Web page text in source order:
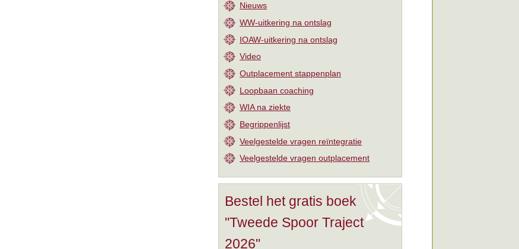
Nieuws
WW-uitkering na ontslag
IOAW-uitkering na ontslag
Video
Outplacement stappenplan
Loopbaan coaching
WIA na ziekte
Begrippenlijst
Veelgestelde vragen reïntegratie
Veelgestelde vragen outplacement
Bestel het gratis boek
"Tweede Spoor Traject
2026"